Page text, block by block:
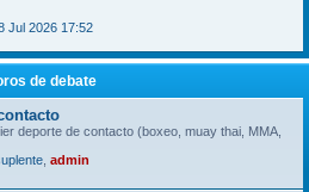
Jul 2026 17:52
de debate
deporte de contacto (boxeo, muay thai, MMA,
admin